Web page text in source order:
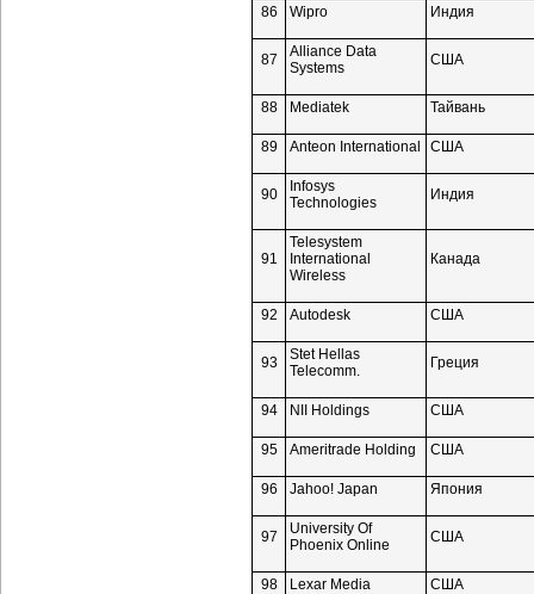
86 Wipro Индия
87
Alliance Data
Systems
США
88 Mediatek Тайвань
89 Anteon International США
90
Infosys
Technologies
Индия
91
Telesystem
International
Wireless
Канада
92 Autodesk США
93
Stet Hellas
Telecomm.
Греция
94 NII Holdings США
95 Ameritrade Holding США
96 Jahoo! Japan Япония
97
University Of
Phoenix Online
США
98 Lexar Media США